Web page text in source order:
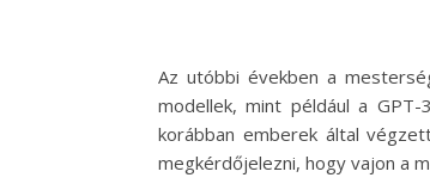
Az utóbbi években a
modellek, mint például a
korábban emberek által
megkérdőjelezni, hogy vajon a